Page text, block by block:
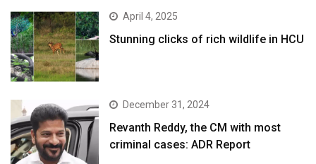
April 4, 2025
Stunning clicks of rich wildlife in HCU
December 31, 2024
Revanth Reddy, the CM with most
criminal cases: ADR Report